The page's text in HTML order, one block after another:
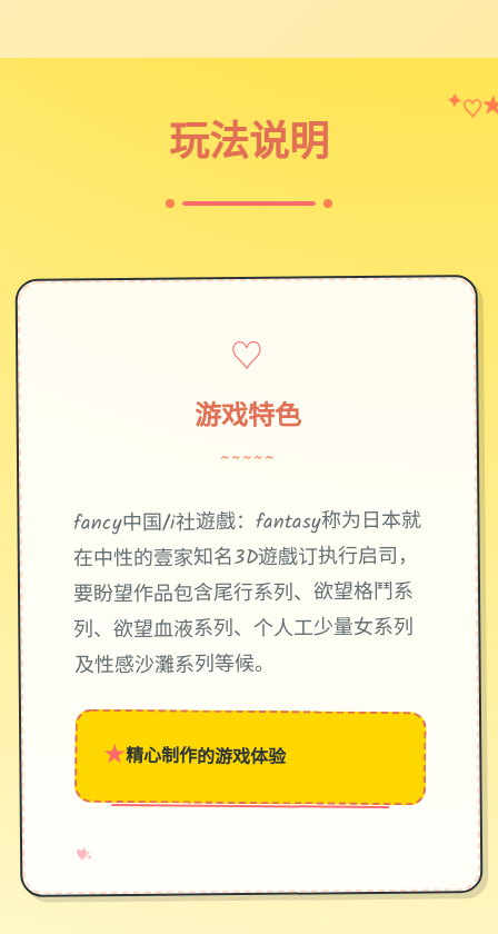
玩法说明
✦♡
♡
游戏特色
~~~~~
fancy中国/i社遊戲：fantasy称为日本就
在中性的壹家知名3D遊戲订执行启司，
要盼望作品包含尾行系列、欲望格鬥系
列、欲望血液系列、个人工少量女系列
及性感沙灘系列等候。
★精心制作的游戏体验
♥
✧
→